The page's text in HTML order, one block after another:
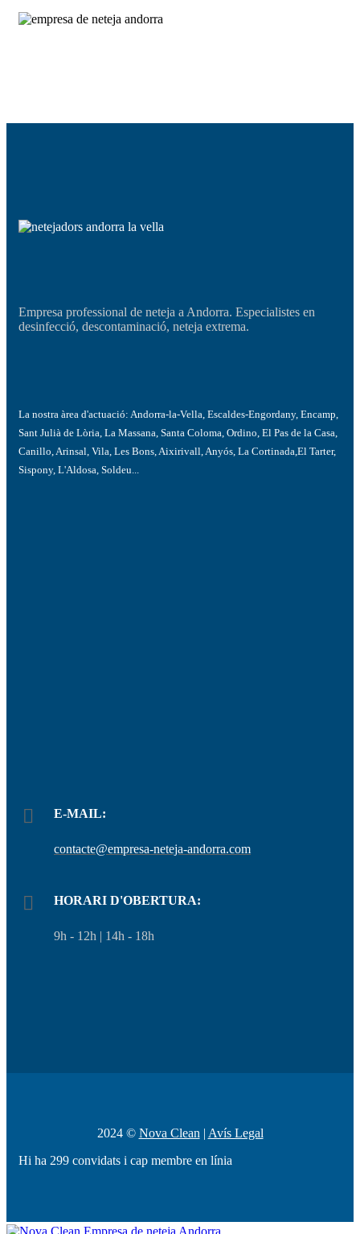
Empresa professional de neteja a Andorra. Especialistes en
desinfecció, descontaminació, neteja extrema.
La nostra àrea d'actuació: Andorra-la-Vella, Escaldes-Engordany, Encamp,
Sant Julià de Lòria, La Massana, Santa Coloma, Ordino, El Pas de la Casa,
Canillo, Arinsal, Vila, Les Bons, Aixirivall, Anyós, La Cortinada,El Tarter,
Sispony, L'Aldosa, Soldeu...
E-MAIL:
contacte@empresa-neteja-andorra.com
HORARI D'OBERTURA:
9h - 12h | 14h - 18h
2024 © Nova Clean| Avís Legal
Hi ha 299 convidats i cap membre en línia